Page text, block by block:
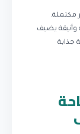
مكتملة.
يضيف
جذابة